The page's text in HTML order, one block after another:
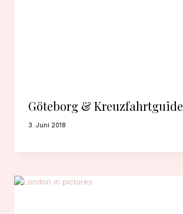
Göteborg & Kreuzfahrtguide
3. Juni 2018